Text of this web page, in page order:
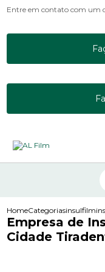
Entre em contato com um
HomeCategoriasinsulfilm
Empresa de
Cidade